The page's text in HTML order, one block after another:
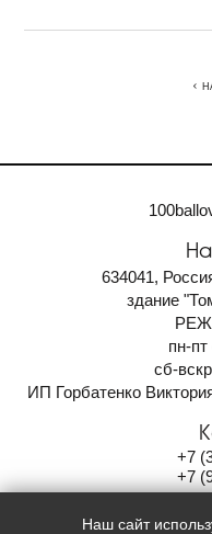
634041,
здание
пн-
сб-
ИП Горбатенко
+7
+7
Наш сайт